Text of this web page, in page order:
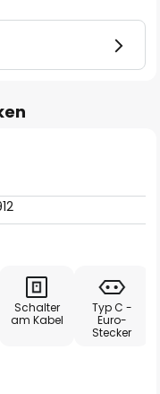
Schalter
am Kabel
Typ C -
Euro-
Stecker